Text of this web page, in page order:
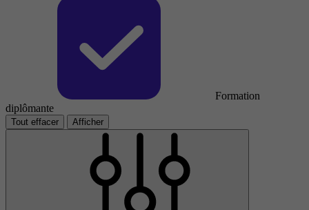
Formation
diplômante
Tout effacer Afficher